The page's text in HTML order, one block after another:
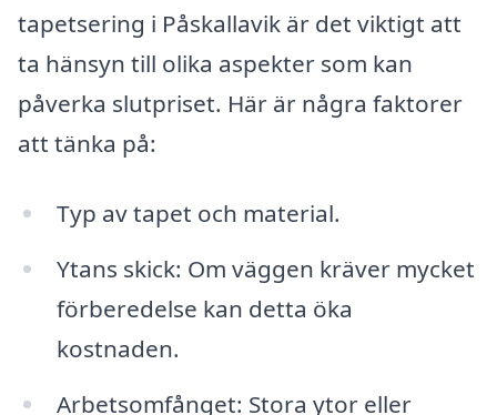
tapetsering i Påskallavik är det viktigt att
ta hänsyn till olika aspekter som kan
påverka slutpriset. Här är några faktorer
att tänka på:
Typ av tapet och material.
Ytans skick: Om väggen kräver mycket
förberedelse kan detta öka
kostnaden.
Arbetsomfånget: Stora ytor eller